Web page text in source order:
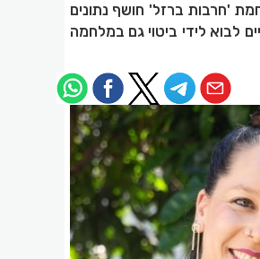
'חרבות ברזל' חושף נתונים
לבוא לידי ביטוי גם במלחמה